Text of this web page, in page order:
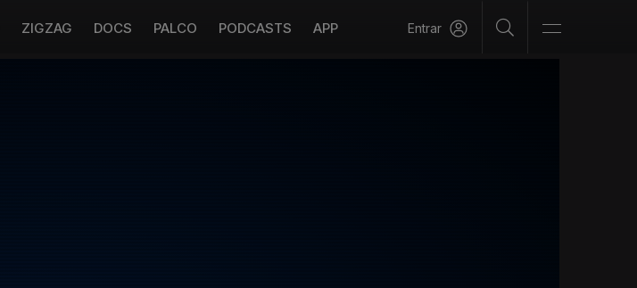
ZIGZAG DOCS PALCO PODCASTS APP Entrar